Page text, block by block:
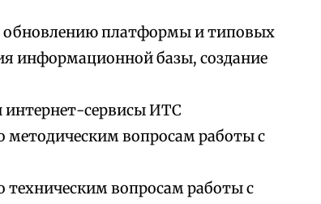
обновлению платформы и типовых
информационной базы, создание
интернет-сервисы ИТС
методическим вопросам работы с
техническим вопросам работы с